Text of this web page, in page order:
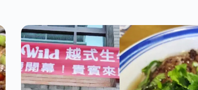
人
驚
艷！
廟
排
隊
美
食！
Phở